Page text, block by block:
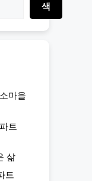
색
마을
트
삶
트